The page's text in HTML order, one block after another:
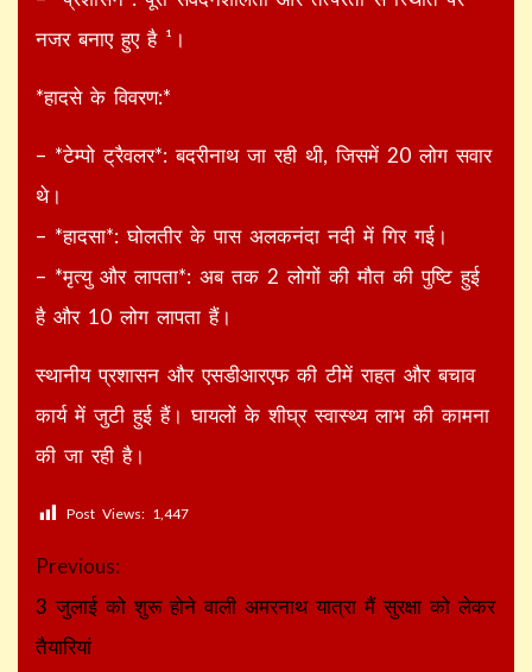
नजर बनाए हुए है ¹।
*हादसे के विवरण:*
– *टेम्पो ट्रैवलर*: बदरीनाथ जा रही थी, जिसमें 20 लोग सवार
थे।
– *हादसा*: घोलतीर के पास अलकनंदा नदी में गिर गई।
– *मृत्यु और लापता*: अब तक 2 लोगों की मौत की पुष्टि हुई
है और 10 लोग लापता हैं।
स्थानीय प्रशासन और एसडीआरएफ की टीमें राहत और बचाव
कार्य में जुटी हुई हैं। घायलों के शीघ्र स्वास्थ्य लाभ की कामना
की जा रही है।
Post Views: 1,447
Continue
Reading
Previous:
3 जुलाई को शुरू होने वाली अमरनाथ यात्रा मैं सुरक्षा को लेकर
तैयारियां